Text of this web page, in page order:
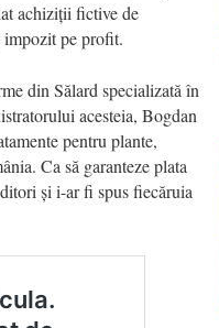
achiziții fictive de
impozit pe profit.
din Sălard specializată în
acesteia, Bogdan
pentru plante,
Ca să garanteze plata
și i-ar fi spus fiecăruia